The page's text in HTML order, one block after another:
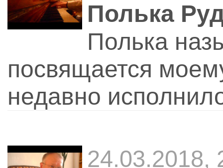
Полька
Полька
посвящается
недавно
24.03.2018,